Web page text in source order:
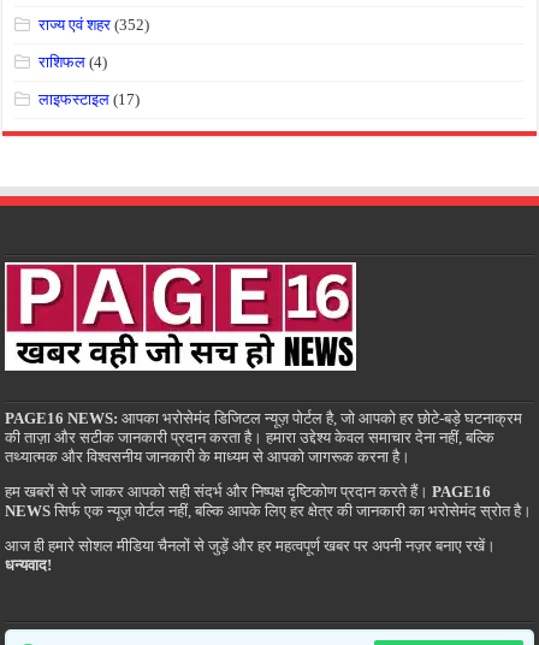
राज्य एवं शहर (352)
राशिफल (4)
लाइफस्टाइल (17)
PAGE16 NEWS: आपका भरोसेमंद डिजिटल न्यूज़ पोर्टल है, जो आपको हर छोटे-बड़े घटनाक्रम
की ताज़ा और सटीक जानकारी प्रदान करता है। हमारा उद्देश्य केवल समाचार देना नहीं, बल्कि
तथ्यात्मक और विश्वसनीय जानकारी के माध्यम से आपको जागरूक करना है।
हम खबरों से परे जाकर आपको सही संदर्भ और निष्पक्ष दृष्टिकोण प्रदान करते हैं।PAGE16
NEWS सिर्फ एक न्यूज़ पोर्टल नहीं, बल्कि आपके लिए हर क्षेत्र की जानकारी का भरोसेमंद स्रोत है।
आज ही हमारे सोशल मीडिया चैनलों से जुड़ें और हर महत्वपूर्ण खबर पर अपनी नज़र बनाए रखें।
धन्यवाद!